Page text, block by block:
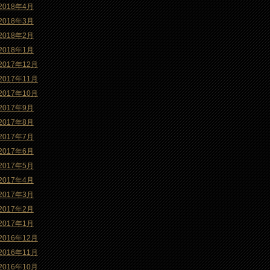
年4月
年3月
年2月
年1月
年12月
年11月
年10月
年9月
年8月
年7月
年6月
年5月
年4月
年3月
年2月
年1月
年12月
年11月
年10月